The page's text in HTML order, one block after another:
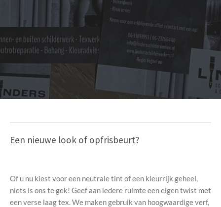
Een nieuwe look of opfrisbeurt?
Of u nu kiest voor een neutrale tint of een kleurrijk geheel,
niets is ons te gek! Geef aan iedere ruimte een eigen twist met
een verse laag tex. We maken gebruik van hoogwaardige verf,